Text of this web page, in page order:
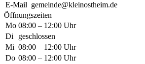
E-Mail gemeinde@kleinostheim.de
Öffnungszeiten
Mo 08:00 – 12:00 Uhr
Di
geschlossen
Mi 08:00 – 12:00 Uhr
Do 08:00 – 12:00 Uhr